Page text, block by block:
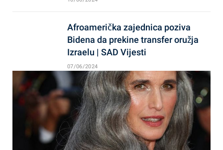
Afroamerička zajednica poziva
Bidena da prekine transfer oružja
Izraelu | SAD Vijesti
07/06/2024